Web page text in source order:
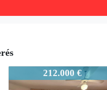
212.000 €